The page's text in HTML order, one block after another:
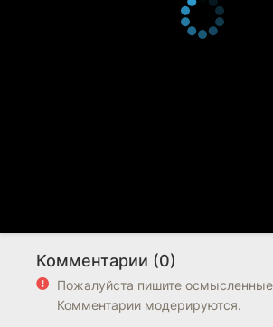
Комментарии (0)
Пожалуйста пишите
Комментарии модерируются.